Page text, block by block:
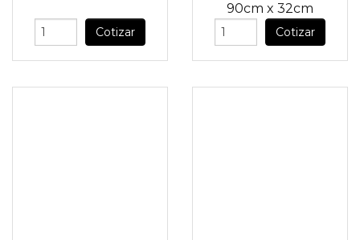
Cotizar
90cm x 32cm
Cotizar